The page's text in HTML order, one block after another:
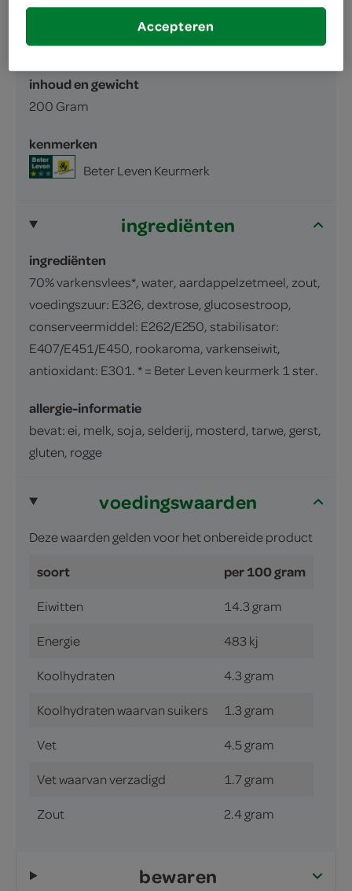
Schouderham
inhoud en gewicht
200 Gram
kenmerken
Beter Leven Keurmerk
ingrediënten
ingrediënten
70% varkensvlees*, water, aardappelzetmeel, zout,
voedingszuur: E326, dextrose, glucosestroop,
conserveermiddel: E262/E250, stabilisator:
E407/E451/E450, rookaroma, varkenseiwit,
antioxidant: E301. * = Beter Leven keurmerk 1 ster.
allergie-informatie
bevat: ei, melk, soja, selderij, mosterd, tarwe, gerst,
gluten, rogge
voedingswaarden
Deze waarden gelden voor het onbereide product
soort per 100 gram
Eiwitten 14.3 gram
Energie 483 kj
Koolhydraten 4.3 gram
Koolhydraten waarvan suikers 1.3 gram
Vet 4.5 gram
Vet waarvan verzadigd 1.7 gram
Zout 2.4 gram
bewaren
Accepteren